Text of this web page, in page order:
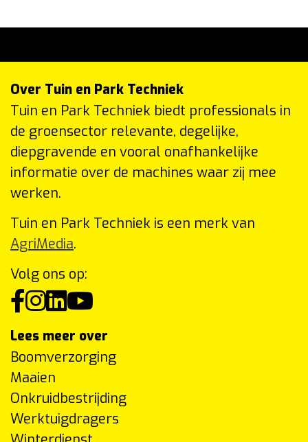
Over Tuin en Park Techniek
Tuin en Park Techniek biedt professionals in
de groensector relevante, degelijke,
diepgravende en vooral onafhankelijke
informatie over de machines waar zij mee
werken.
Tuin en Park Techniek is een merk van
AgriMedia.
Volg ons op:
Lees meer over
Boomverzorging
Maaien
Onkruidbestrijding
Werktuigdragers